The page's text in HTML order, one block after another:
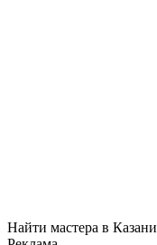
Найти мастера в Казани